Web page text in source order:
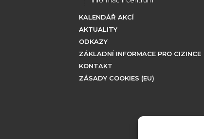
KALENDÁŘ AKCÍ
AKTUALITY
ODKAZY
ZÁKLADNÍ INFORMACE PRO CIZINCE
KONTAKT
ZÁSADY COOKIES (EU)